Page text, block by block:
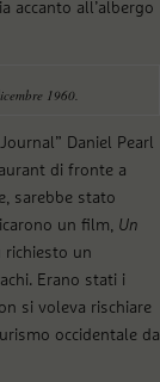
accanto all’albergo
1960.
Daniel Pearl
di fronte a
sarebbe stato
un film, Un
richiesto un
Erano stati i
si voleva rischiare
occidentale da